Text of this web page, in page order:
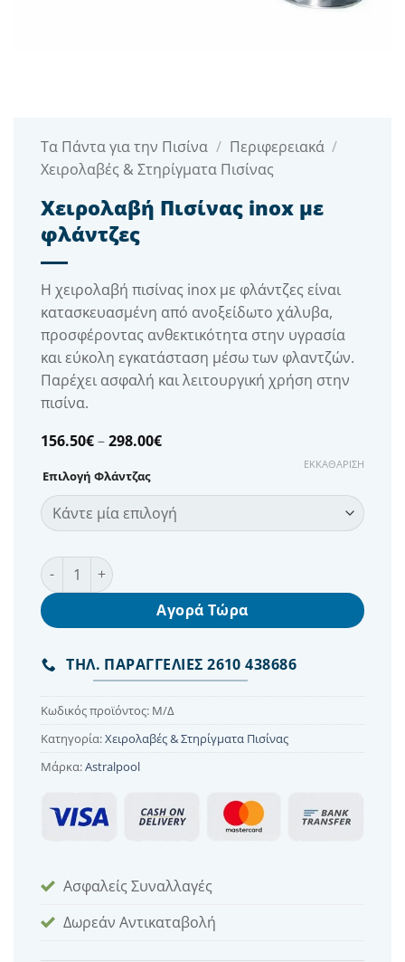
Τα Πάντα για την Πισίνα / Περιφερειακά /
Χειρολαβές & Στηρίγματα Πισίνας
Χειρολαβή Πισίνας inox με
φλάντζες
Η χειρολαβή πισίνας inox με φλάντζες είναι
κατασκευασμένη από ανοξείδωτο χάλυβα,
προσφέροντας ανθεκτικότητα στην υγρασία
και εύκολη εγκατάσταση μέσω των φλαντζών.
Παρέχει ασφαλή και λειτουργική χρήση στην
πισίνα.
156.50€–298.00€Price
298.00€
Επιλογή Φλάντζας
ΕΚΚΑΘΆΡΙΣΗ
Χειρολαβή Πισίνας inox με φλάντζες ποσότητα
Αγορά Τώρα
ΤΗΛ. ΠΑΡΑΓΓΕΛΙΕΣ 2610 438686
Κωδικός προϊόντος: Μ/Δ
Κατηγορία:Χειρολαβές & Στηρίγματα Πισίνας
Μάρκα:Astralpool
Ασφαλείς Συναλλαγές
Δωρεάν Αντικαταβολή